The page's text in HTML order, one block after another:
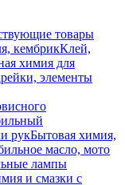
товары
кембрикКлей,
химия для
элементы
рукБытовая химия,
масло, мото
лампы
и смазки с